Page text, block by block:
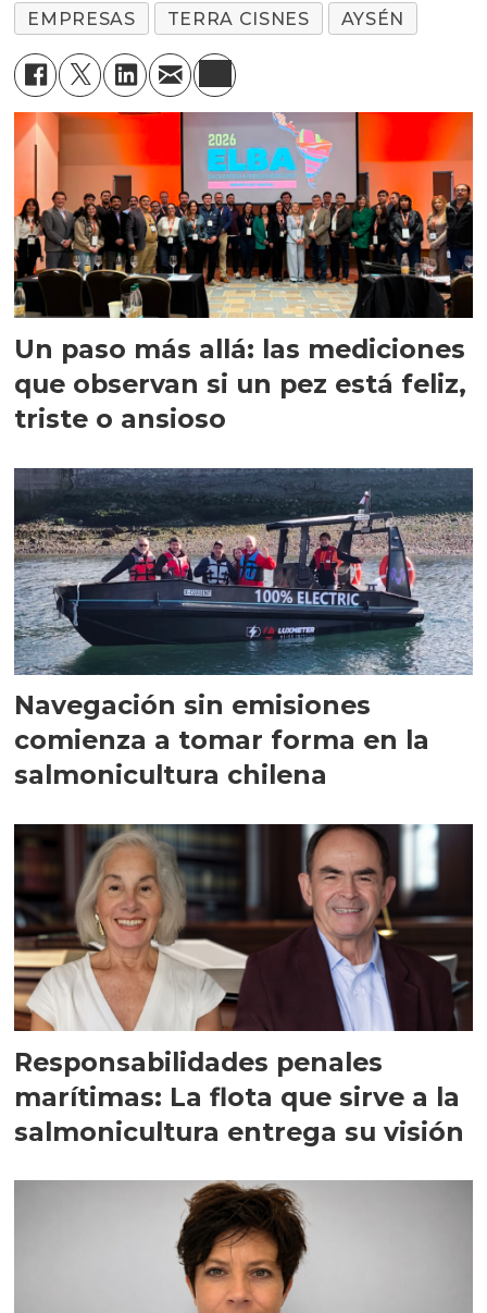
EMPRESAS TERRA CISNES AYSÉN
Un paso más allá: las mediciones
que observan si un pez está feliz,
triste o ansioso
Navegación sin emisiones
comienza a tomar forma en la
salmonicultura chilena
Responsabilidades penales
marítimas: La flota que sirve a la
salmonicultura entrega su visión